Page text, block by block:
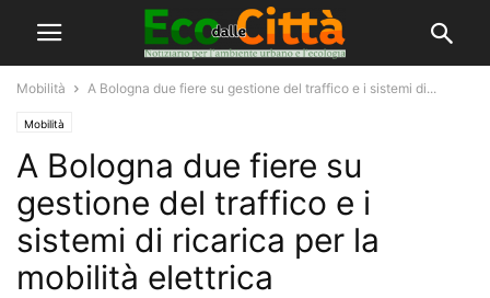
Mobilità A Bologna due fiere su gestione del traffico e i sistemi di...
Mobilità
A Bologna due fiere su
gestione del traffico e i
sistemi di ricarica per la
mobilità elettrica